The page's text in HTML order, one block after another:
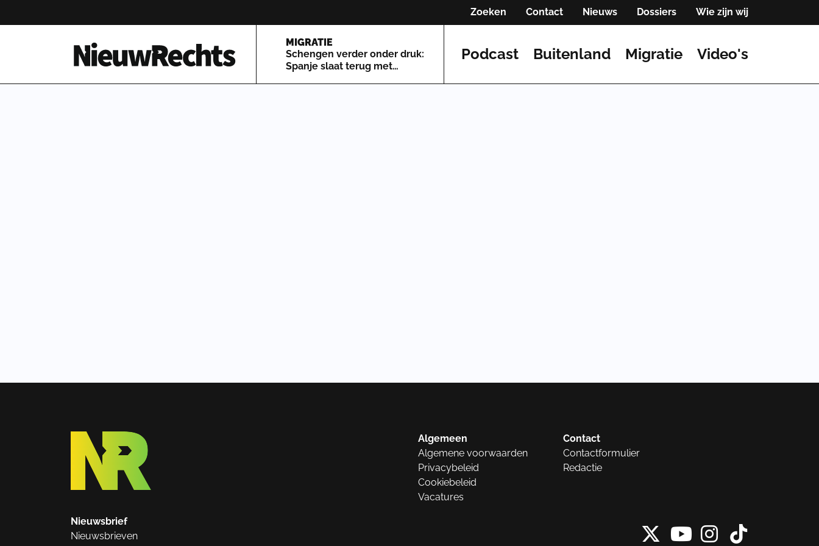
Zoeken Contact Nieuws Dossiers Wie zijn wij
Homepage van NieuwRechts
MIGRATIE
Schengen verder onder druk:
Spanje slaat terug met
Podcast Buitenland Migratie Video's
Algemeen
Algemene voorwaarden
Privacybeleid
Cookiebeleid
Vacatures
Contact
Contactformulier
Redactie
Nieuwsbrief
Nieuwsbrieven
X vanInstagram
Tiktok